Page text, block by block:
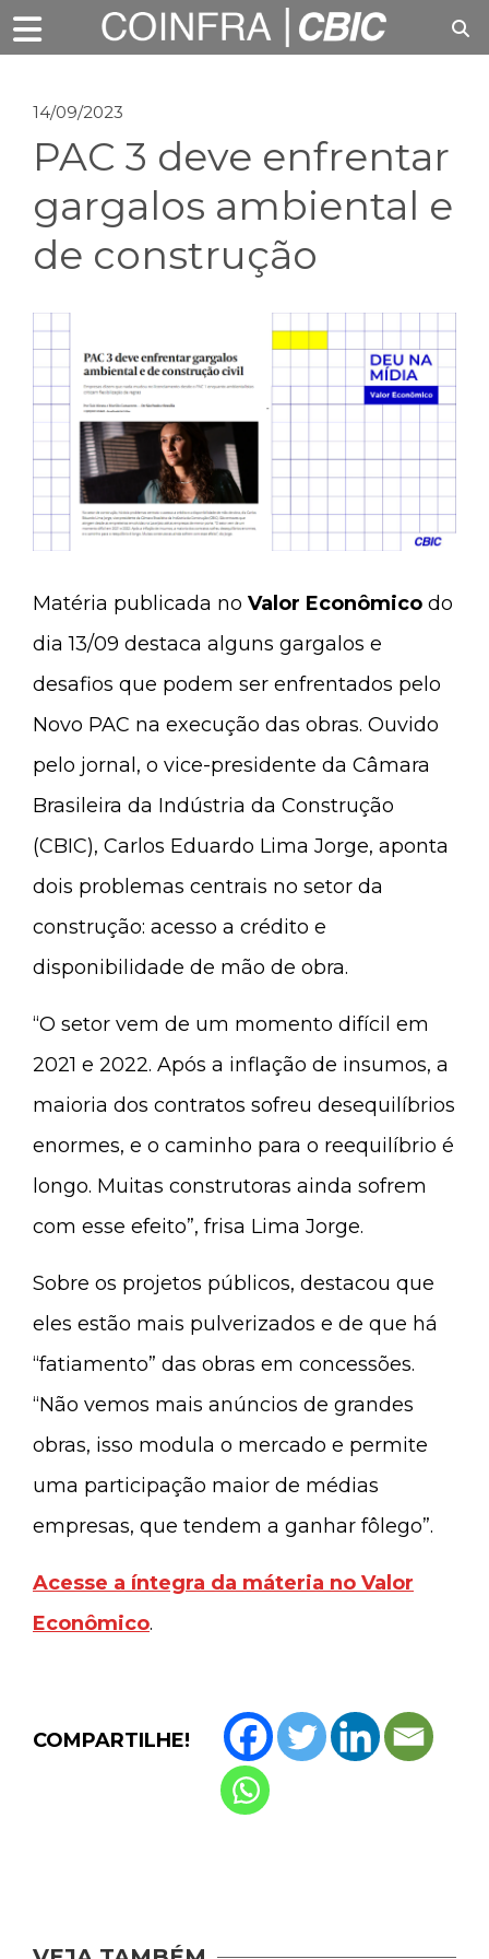
14/09/2023
PAC 3 deve enfrentar
gargalos ambiental e
de construção
Matéria publicada no Valor Econômico do
dia 13/09 destaca alguns gargalos e
desafios que podem ser enfrentados pelo
Novo PAC na execução das obras. Ouvido
pelo jornal, o vice-presidente da Câmara
Brasileira da Indústria da Construção
(CBIC), Carlos Eduardo Lima Jorge, aponta
dois problemas centrais no setor da
construção: acesso a crédito e
disponibilidade de mão de obra.
“O setor vem de um momento difícil em
2021 e 2022. Após a inflação de insumos, a
maioria dos contratos sofreu desequilíbrios
enormes, e o caminho para o reequilíbrio é
longo. Muitas construtoras ainda sofrem
com esse efeito”, frisa Lima Jorge.
Sobre os projetos públicos, destacou que
eles estão mais pulverizados e de que há
“fatiamento” das obras em concessões.
“Não vemos mais anúncios de grandes
obras, isso modula o mercado e permite
uma participação maior de médias
empresas, que tendem a ganhar fôlego”.
Acesse a íntegra da máteria no Valor
Econômico.
COMPARTILHE!